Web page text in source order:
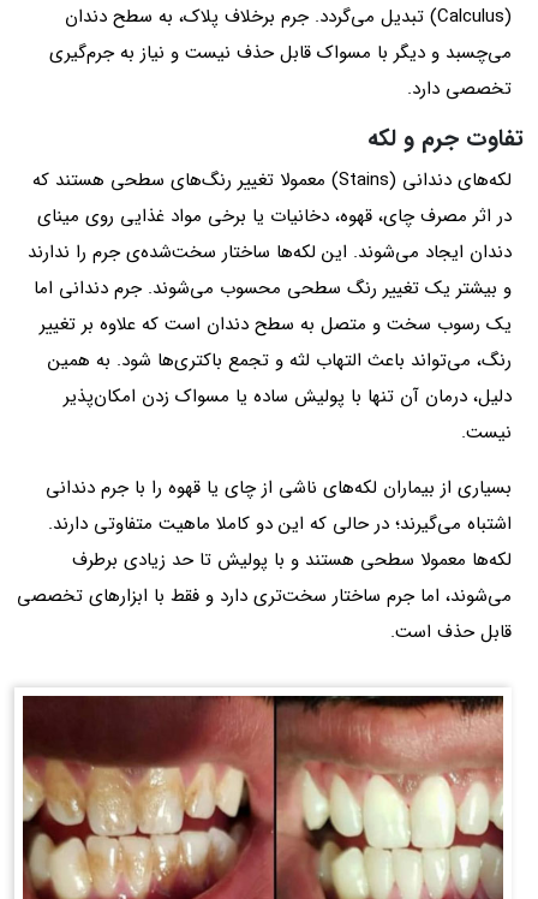
(Calculus) تبدیل می‌گردد. جرم برخلاف پلاک، به سطح دندان
می‌چسبد و دیگر با مسواک قابل حذف نیست و نیاز به جرم‌گیری
تخصصی دارد.
تفاوت جرم و لکه
لکه‌های دندانی (Stains) معمولا تغییر رنگ‌های سطحی هستند که
در اثر مصرف چای، قهوه، دخانیات یا برخی مواد غذایی روی مینای
دندان ایجاد می‌شوند. این لکه‌ها ساختار سخت‌شده‌ی جرم را ندارند
و بیشتر یک تغییر رنگ سطحی محسوب می‌شوند. جرم دندانی اما
یک رسوب سخت و متصل به سطح دندان است که علاوه بر تغییر
رنگ، می‌تواند باعث التهاب لثه و تجمع باکتری‌ها شود. به همین
دلیل، درمان آن تنها با پولیش ساده یا مسواک زدن امکان‌پذیر
نیست.
بسیاری از بیماران لکه‌های ناشی از چای یا قهوه را با جرم دندانی
اشتباه می‌گیرند؛ در حالی که این دو کاملا ماهیت متفاوتی دارند.
لکه‌ها معمولا سطحی هستند و با پولیش تا حد زیادی برطرف
می‌شوند، اما جرم ساختار سخت‌تری دارد و فقط با ابزارهای تخصصی
قابل حذف است.